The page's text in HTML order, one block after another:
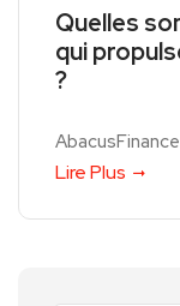
Quelles
qui
?
AbacusFinance
Lire Plus